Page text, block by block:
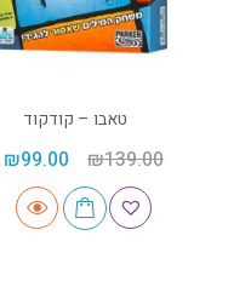
טאבו – קודקוד
₪139.00
₪99.00